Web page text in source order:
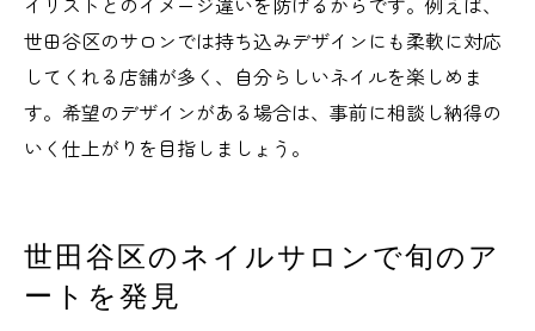
ネイルサロン選びで失敗しないための秘訣
ネイルサロン初心者の疑問を徹底解決
最新トレンドを押さえた世田谷区ネイルサロン
特集
ネイルサロンから探す旬のデザイン一覧
ネイルサロンでチェックすべきポイント
世田谷区のサロンでは持ち込みデザインにも柔軟に対応
してくれる店舗が多く、自分らしいネイルを楽しめま
す。希望のデザインがある場合は、事前に相談し納得の
いく仕上がりを目指しましょう。
世田谷区のネイルサロンで旬のア
ートを発見